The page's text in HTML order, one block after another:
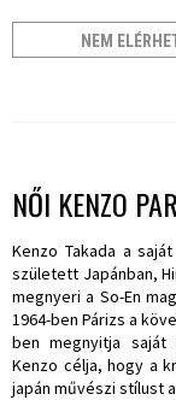
NEM
NŐI KENZO
Kenzo Takada a
született Japánban,
megnyeri a So-En
1964-ben Párizs a
ben megnyitja saját
Kenzo célja, hogy a
japán művészi stílust